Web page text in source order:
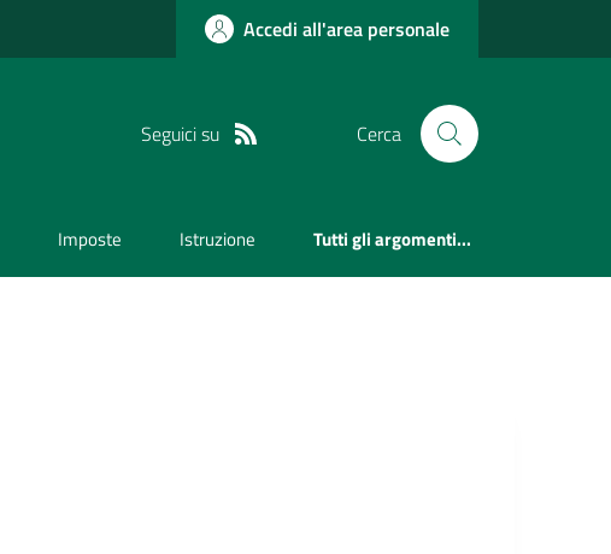
Accedi all'area personale
Seguici su Cerca
Imposte Istruzione Tutti gli argomenti...